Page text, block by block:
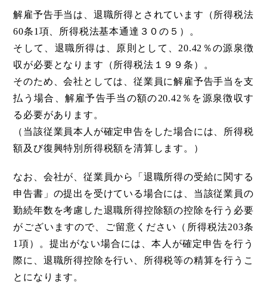
解雇予告手当は、退職所得とされています（所得税法
60条1項、所得税法基本通達３０の５）。
そして、退職所得は、原則として、20.42％の源泉徴
収が必要となります（所得税法１９９条）。
そのため、会社としては、従業員に解雇予告手当を支
払う場合、解雇予告手当の額の20.42％を源泉徴収す
る必要があります。
（当該従業員本人が確定申告をした場合には、所得税
額及び復興特別所得税額を清算します。）
なお、会社が、従業員から「退職所得の受給に関する
申告書」の提出を受けている場合には、当該従業員の
勤続年数を考慮した退職所得控除額の控除を行う必要
がございますので、ご留意ください（所得税法203条
1項）。提出がない場合には、本人が確定申告を行う
際に、退職所得控除を行い、所得税等の精算を行うこ
とになります。